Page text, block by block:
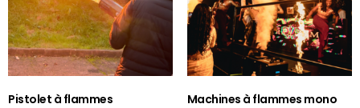
Pistolet à flammes Machines à flammes mono